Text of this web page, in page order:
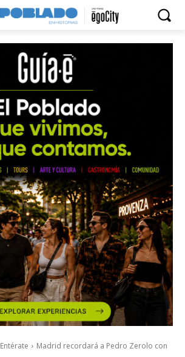
Entérate
Madrid recordará a Pedro Zerolo con